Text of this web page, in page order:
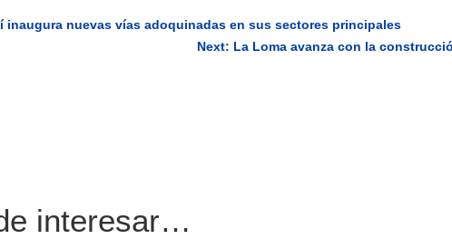
inaugura nuevas vías adoquinadas en sus sectores principales
Next: La Loma avanza con la
interesar…